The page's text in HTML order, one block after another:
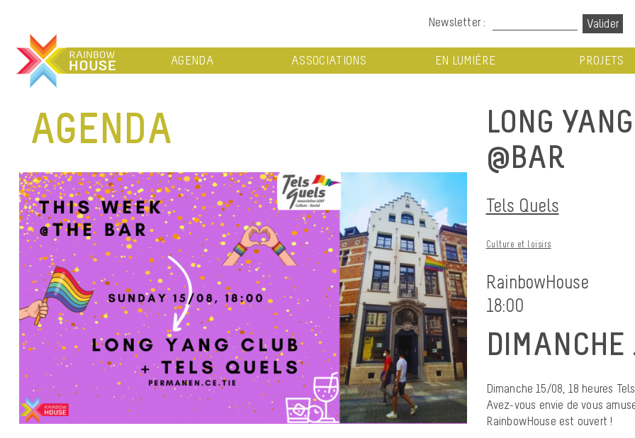
Newsletter :
AGENDA ASSOCIATIONS EN LUMIÈRE PROJETS
AGENDA
LONG
@BAR
Tels Quels
Culture et loisirs
RainbowHouse
18:00
Dimanche 15/08, 18 heures
Avez-vous envie de vous
RainbowHouse est ouvert !